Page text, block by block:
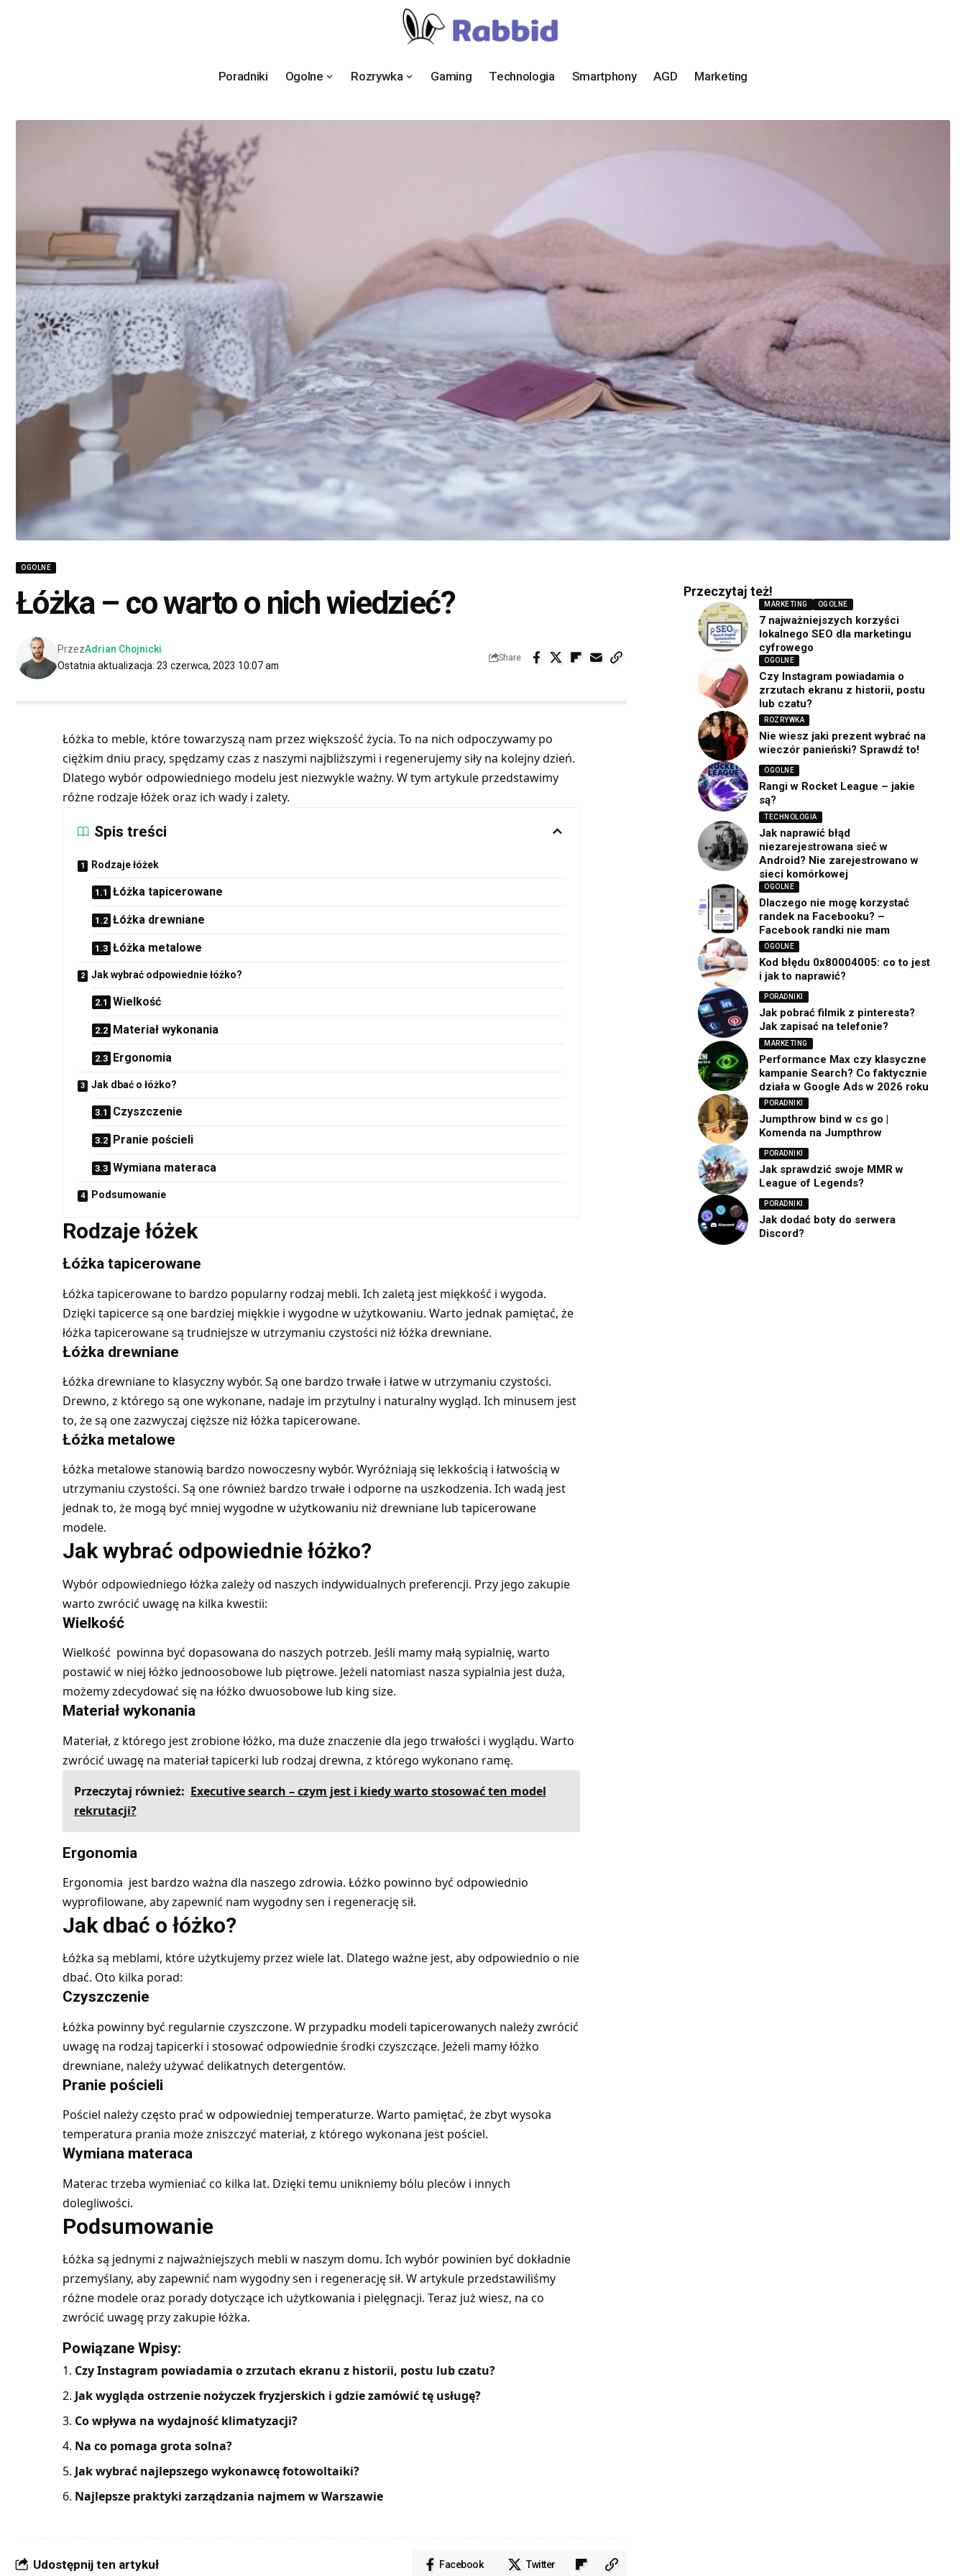
Poradniki Ogolne Rozrywka Gaming Technologia Smartphony AGD Marketing
OGOLNE
Łóżka – co warto o nich wiedzieć?
Ostatnia aktualizacja: 23 czerwca, 2023 10:07 am
PrzezAdrian Chojnicki
Share
Łóżka to meble, które towarzyszą nam przez większość życia. To na nich odpoczywamy po
ciężkim dniu pracy, spędzamy czas z naszymi najbliższymi i regenerujemy siły na kolejny dzień.
Dlatego wybór odpowiedniego modelu jest niezwykle ważny. W tym artykule przedstawimy
różne rodzaje łóżek oraz ich wady i zalety.
Spis treści
Rodzaje łóżek
Łóżka tapicerowane
Łóżka drewniane
Łóżka metalowe
Jak wybrać odpowiednie łóżko?
Wielkość
Materiał wykonania
Ergonomia
Jak dbać o łóżko?
Czyszczenie
Pranie pościeli
Wymiana materaca
Podsumowanie
Rodzaje łóżek
Łóżka tapicerowane
Łóżka tapicerowane to bardzo popularny rodzaj mebli. Ich zaletą jest miękkość i wygoda.
Dzięki tapicerce są one bardziej miękkie i wygodne w użytkowaniu. Warto jednak pamiętać, że
łóżka tapicerowane są trudniejsze w utrzymaniu czystości niż łóżka drewniane.
Łóżka drewniane
Łóżka drewniane to klasyczny wybór. Są one bardzo trwałe i łatwe w utrzymaniu czystości.
Drewno, z którego są one wykonane, nadaje im przytulny i naturalny wygląd. Ich minusem jest
to, że są one zazwyczaj cięższe niż łóżka tapicerowane.
Łóżka metalowe
Łóżka metalowe stanowią bardzo nowoczesny wybór. Wyróżniają się lekkością i łatwością w
utrzymaniu czystości. Są one również bardzo trwałe i odporne na uszkodzenia. Ich wadą jest
jednak to, że mogą być mniej wygodne w użytkowaniu niż drewniane lub tapicerowane
modele.
Jak wybrać odpowiednie łóżko?
Wybór odpowiedniego łóżka zależy od naszych indywidualnych preferencji. Przy jego zakupie
warto zwrócić uwagę na kilka kwestii:
Wielkość
Wielkość powinna być dopasowana do naszych potrzeb. Jeśli mamy małą sypialnię, warto
postawić w niej łóżko jednoosobowe lub piętrowe. Jeżeli natomiast nasza sypialnia jest duża,
możemy zdecydować się na łóżko dwuosobowe lub king size.
Materiał wykonania
Materiał, z którego jest zrobione łóżko, ma duże znaczenie dla jego trwałości i wyglądu. Warto
zwrócić uwagę na materiał tapicerki lub rodzaj drewna, z którego wykonano ramę.
Przeczytaj również: Executive search – czym jest i kiedy warto stosować ten model
rekrutacji?
Ergonomia
Ergonomia jest bardzo ważna dla naszego zdrowia. Łóżko powinno być odpowiednio
wyprofilowane, aby zapewnić nam wygodny sen i regenerację sił.
Jak dbać o łóżko?
Łóżka są meblami, które użytkujemy przez wiele lat. Dlatego ważne jest, aby odpowiednio o nie
dbać. Oto kilka porad:
Czyszczenie
Łóżka powinny być regularnie czyszczone. W przypadku modeli tapicerowanych należy zwrócić
uwagę na rodzaj tapicerki i stosować odpowiednie środki czyszczące. Jeżeli mamy łóżko
drewniane, należy używać delikatnych detergentów.
Pranie pościeli
Pościel należy często prać w odpowiedniej temperaturze. Warto pamiętać, że zbyt wysoka
temperatura prania może zniszczyć materiał, z którego wykonana jest pościel.
Wymiana materaca
Materac trzeba wymieniać co kilka lat. Dzięki temu unikniemy bólu pleców i innych
dolegliwości.
Podsumowanie
Łóżka są jednymi z najważniejszych mebli w naszym domu. Ich wybór powinien być dokładnie
przemyślany, aby zapewnić nam wygodny sen i regenerację sił. W artykule przedstawiliśmy
różne modele oraz porady dotyczące ich użytkowania i pielęgnacji. Teraz już wiesz, na co
zwrócić uwagę przy zakupiełóżka.
Powiązane Wpisy:
Czy Instagram powiadamia o zrzutach ekranu z historii, postu lub czatu?
Jak wygląda ostrzenie nożyczek fryzjerskich i gdzie zamówić tę usługę?
Co wpływa na wydajność klimatyzacji?
Na co pomaga grota solna?
Jak wybrać najlepszego wykonawcę fotowoltaiki?
Najlepsze praktyki zarządzania najmem w Warszawie
Udostępnij ten artykuł Facebook Twitter
Przeczytaj też!
MARKETING OGOLNE
7 najważniejszych korzyści
lokalnego SEO dla marketingu
cyfrowego
OGOLNE
Czy Instagram powiadamia o
zrzutach ekranu z historii, postu
lub czatu?
ROZRYWKA
Nie wiesz jaki prezent wybrać na
wieczór panieński? Sprawdź to!
OGOLNE
Rangi w Rocket League – jakie
są?
TECHNOLOGIA
Jak naprawić błąd
niezarejestrowana sieć w
Android? Nie zarejestrowano w
sieci komórkowej
OGOLNE
Dlaczego nie mogę korzystać
randek na Facebooku? –
Facebook randki nie mam
OGOLNE
Kod błędu 0x80004005: co to jest
i jak to naprawić?
PORADNIKI
Jak pobrać filmik z pinteresta?
Jak zapisać na telefonie?
MARKETING
Performance Max czy klasyczne
kampanie Search? Co faktycznie
działa w Google Ads w 2026 roku
PORADNIKI
Jumpthrow bind w cs go |
Komenda na Jumpthrow
PORADNIKI
Jak sprawdzić swoje MMR w
League of Legends?
PORADNIKI
Jak dodać boty do serwera
Discord?